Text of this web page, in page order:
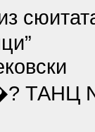
ТАНЦ